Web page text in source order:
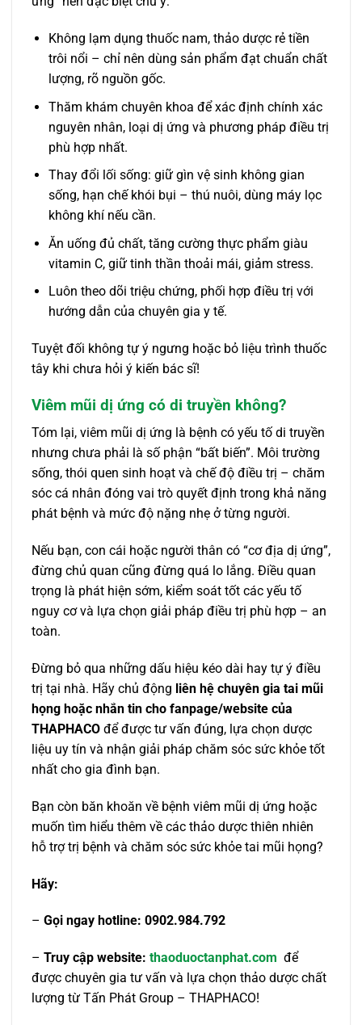
Không lạm dụng thuốc nam, thảo dược rẻ tiền
trôi nổi – chỉ nên dùng sản phẩm đạt chuẩn chất
lượng, rõ nguồn gốc.
Thăm khám chuyên khoa để xác định chính xác
nguyên nhân, loại dị ứng và phương pháp điều trị
phù hợp nhất.
Thay đổi lối sống: giữ gìn vệ sinh không gian
sống, hạn chế khói bụi – thú nuôi, dùng máy lọc
không khí nếu cần.
Ăn uống đủ chất, tăng cường thực phẩm giàu
vitamin C, giữ tinh thần thoải mái, giảm stress.
Luôn theo dõi triệu chứng, phối hợp điều trị với
hướng dẫn của chuyên gia y tế.
Tuyệt đối không tự ý ngưng hoặc bỏ liệu trình thuốc
tây khi chưa hỏi ý kiến bác sĩ!
Viêm mũi dị ứng có di truyền không?
Tóm lại, viêm mũi dị ứng là bệnh có yếu tố di truyền
nhưng chưa phải là số phận “bất biến”. Môi trường
sống, thói quen sinh hoạt và chế độ điều trị – chăm
sóc cá nhân đóng vai trò quyết định trong khả năng
phát bệnh và mức độ nặng nhẹ ở từng người.
Nếu bạn, con cái hoặc người thân có “cơ địa dị ứng”,
đừng chủ quan cũng đừng quá lo lắng. Điều quan
trọng là phát hiện sớm, kiểm soát tốt các yếu tố
nguy cơ và lựa chọn giải pháp điều trị phù hợp – an
toàn.
Đừng bỏ qua những dấu hiệu kéo dài hay tự ý điều
trị tại nhà. Hãy chủ động liên hệ chuyên gia tai mũi
họng hoặc nhắn tin cho fanpage/website của
THAPHACO để được tư vấn đúng, lựa chọn dược
liệu uy tín và nhận giải pháp chăm sóc sức khỏe tốt
nhất cho gia đình bạn.
Bạn còn băn khoăn về bệnh viêm mũi dị ứng hoặc
muốn tìm hiểu thêm về các thảo dược thiên nhiên
hỗ trợ trị bệnh và chăm sóc sức khỏe tai mũi họng?
Hãy:
– Gọi ngay hotline: 0902.984.792
– Truy cập website: thaoduoctanphat.com để
được chuyên gia tư vấn và lựa chọn thảo dược chất
lượng từ Tấn Phát Group – THAPHACO!